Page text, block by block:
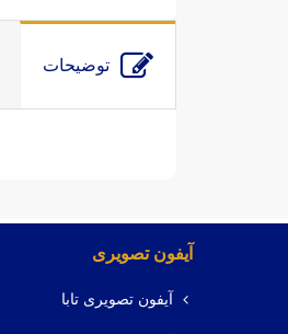
توضیحات
آیفون تصویری
آیفون تصویری تابا